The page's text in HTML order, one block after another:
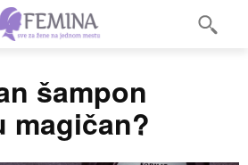
šampon
magičan?